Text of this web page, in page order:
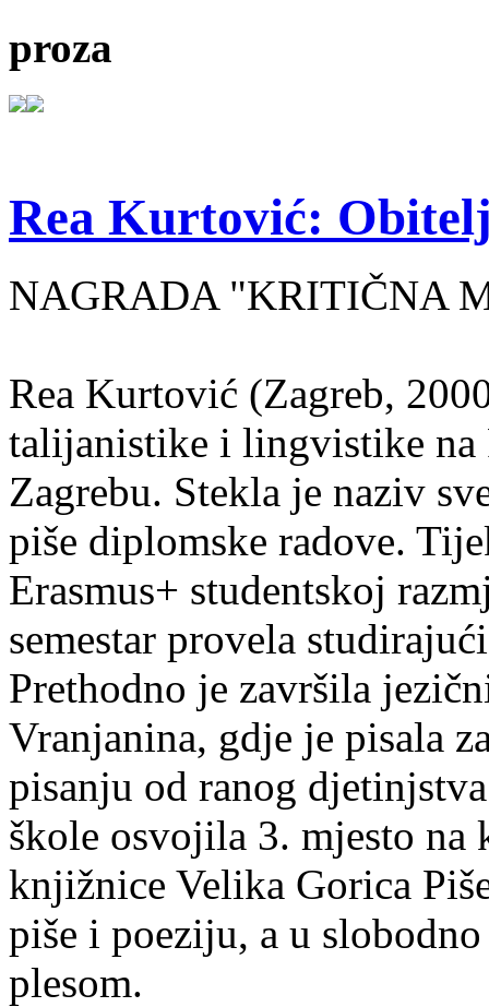
proza
Rea Kurtović:
NAGRADA "KRITIČNA
Rea Kurtović (Zagreb,
talijanistike i lingvistike
Zagrebu. Stekla je naziv
piše diplomske radove.
Erasmus+ studentskoj
semestar provela
Prethodno je završila
Vranjanina, gdje je pisala
pisanju od ranog
škole osvojila 3. mjesto na
knjižnice Velika Gorica
piše i poeziju, a u
plesom.